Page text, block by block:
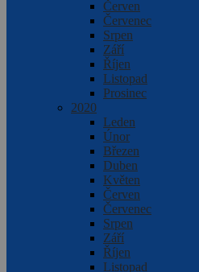
Červen
Červenec
Srpen
Září
Říjen
Listopad
Prosinec
2020
Leden
Únor
Březen
Duben
Květen
Červen
Červenec
Srpen
Září
Říjen
Listopad